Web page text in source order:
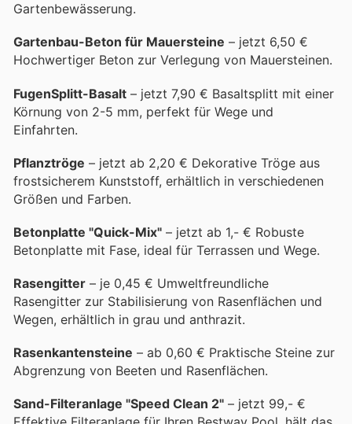
Gartenbewässerung.
Gartenbau-Beton für Mauersteine – jetzt 6,50 €
Hochwertiger Beton zur Verlegung von Mauersteinen.
FugenSplitt-Basalt – jetzt 7,90 € Basaltsplitt mit einer
Körnung von 2-5 mm, perfekt für Wege und
Einfahrten.
Pflanztröge – jetzt ab 2,20 € Dekorative Tröge aus
frostsicherem Kunststoff, erhältlich in verschiedenen
Größen und Farben.
Betonplatte "Quick-Mix" – jetzt ab 1,- € Robuste
Betonplatte mit Fase, ideal für Terrassen und Wege.
Rasengitter – je 0,45 € Umweltfreundliche
Rasengitter zur Stabilisierung von Rasenflächen und
Wegen, erhältlich in grau und anthrazit.
Rasenkantensteine – ab 0,60 € Praktische Steine zur
Abgrenzung von Beeten und Rasenflächen.
Sand-Filteranlage "Speed Clean 2" – jetzt 99,- €